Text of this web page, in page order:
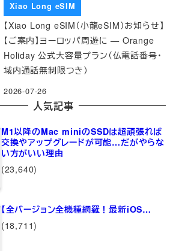
Xiao Long eSIM
【Xiao Long eSIM（小龍eSIM）お知らせ】
【ご案内】ヨーロッパ周遊に — Orange
Holiday 公式大容量プラン（仏電話番号・
域内通話無制限つき）
2026-07-26
人気記事
M1以降のMac miniのSSDは超頑張れば
交換やアップグレードが可能…だがやらな
い方がいい理由
(23,640)
【全バージョン全機種網羅！最新iOS…
(18,711)